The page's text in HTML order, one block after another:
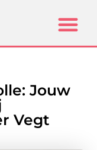
Jouw
Vegt